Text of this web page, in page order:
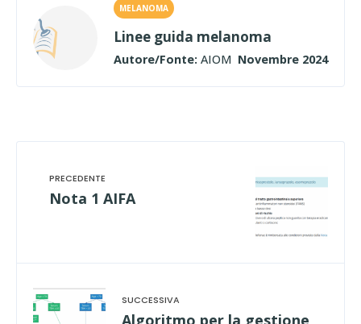
MELANOMA
Linee guida melanoma
Autore/Fonte: AIOM Novembre 2024
Nota 1 AIFA
Algoritmo per la gestione